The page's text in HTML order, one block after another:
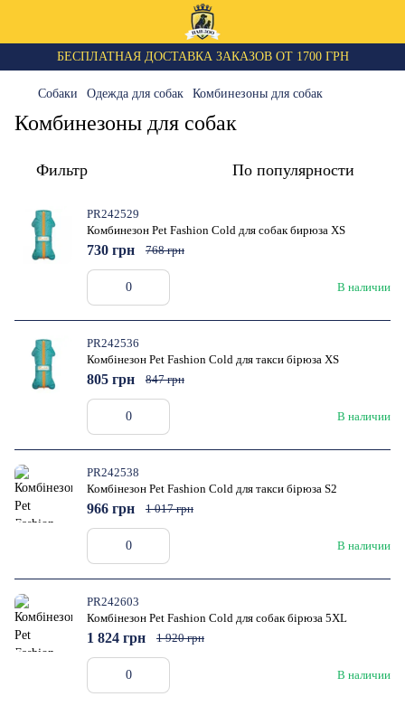
БЕСПЛАТНАЯ ДОСТАВКА ЗАКАЗОВ ОТ 1700 ГРН
Собаки Одежда для собак Комбинезоны для собак
Комбинезоны для собак
Фильтр По популярности
PR242529
Комбинезон Pet Fashion Cold для собак бирюза XS
В наличии
730 грн 768 грн
PR242536
Комбінезон Pet Fashion Cold для такси бірюза XS
В наличии
805 грн 847 грн
PR242538
Комбінезон Pet Fashion Cold для такси бірюза S2
В наличии
966 грн 1 017 грн
PR242603
Комбінезон Pet Fashion Cold для собак бірюза 5XL
В наличии
1 824 грн 1 920 грн